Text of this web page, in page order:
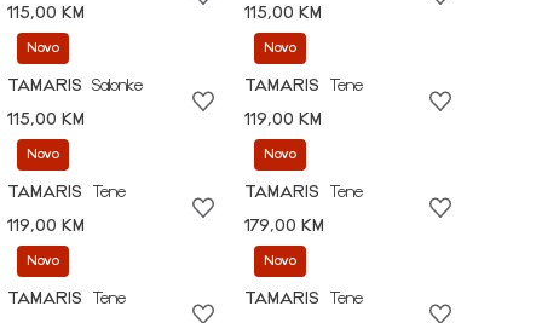
115,00 KM
115,00 KM
Novo
TAMARIS
Salonke
115,00 KM
Novo
TAMARIS
Tene
119,00 KM
Novo
TAMARIS
Tene
119,00 KM
Novo
TAMARIS
Tene
179,00 KM
Novo
TAMARIS
Tene
Novo
TAMARIS
Tene